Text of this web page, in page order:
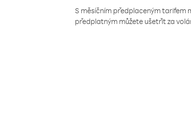
S měsíčním předplaceným tarifem
předplatným můžete ušetřit za